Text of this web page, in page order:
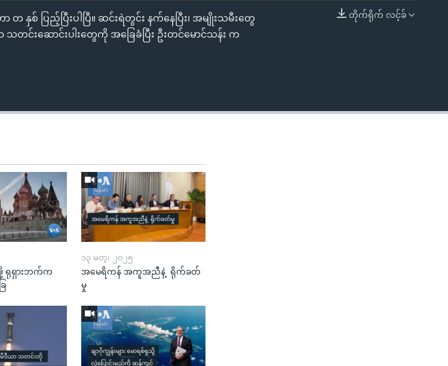
EMBED
တိုက်ရိုက် လင့်ခ်
စ် ပြည့်ပြီးပါပြီ။ ဆင်းရဲတွင်း နက်နေပြီး၊ အမျိုးသမီးတွေ
တင်းဆောင်းပါးတွေကို အခြေခံပြီး ဦးတင်မောင်သန်း က
ရုရှားဘက်က
၁၃ မတ္၊ ၂၀၂၅
အမေရိကန် အကူအညီနဲ့ ရိုက်ခတ်
မှု